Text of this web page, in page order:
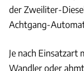
der Zweiliter-
Achtgang-
Je nach Einsatzart
Wandler oder